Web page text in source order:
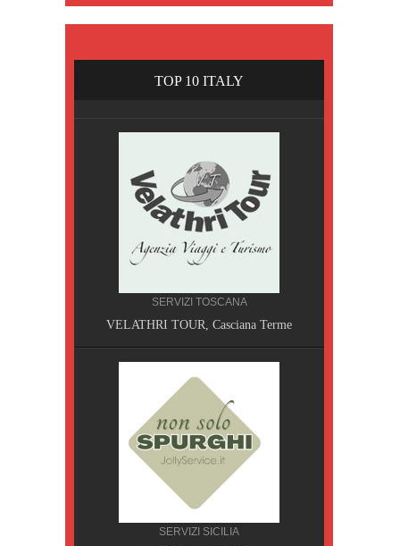
TOP 10 ITALY
SERVIZI TOSCANA
VELATHRI TOUR, Casciana Terme
SERVIZI SICILIA